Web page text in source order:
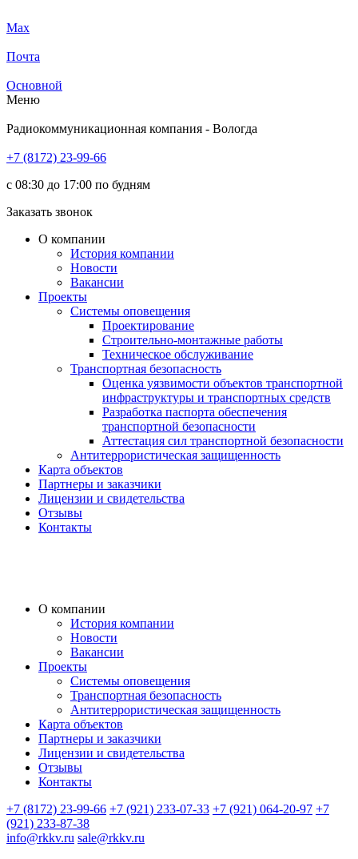
Max
Почта
Основной
Меню
Радиокоммуникационная компания - Вологда
+7 (8172) 23-99-66
с 08:30 до 17:00 по будням
Заказать звонок
О компании
История компании
Новости
Вакансии
Проекты
Системы оповещения
Проектирование
Строительно-монтажные работы
Техническое обслуживание
Транспортная безопасность
Оценка уязвимости объектов транспортной
инфраструктуры и транспортных средств
Разработка паспорта обеспечения
транспортной безопасности
Аттестация сил транспортной безопасности
Антитеррористическая защищенность
Карта объектов
Партнеры и заказчики
Лицензии и свидетельства
Отзывы
Контакты
О компании
История компании
Новости
Вакансии
Проекты
Системы оповещения
Транспортная безопасность
Антитеррористическая защищенность
Карта объектов
Партнеры и заказчики
Лицензии и свидетельства
Отзывы
Контакты
+7 (8172) 23-99-66 +7 (921) 233-07-33 +7 (921) 064-20-97 +7
(921) 233-87-38
info@rkkv.ru sale@rkkv.ru